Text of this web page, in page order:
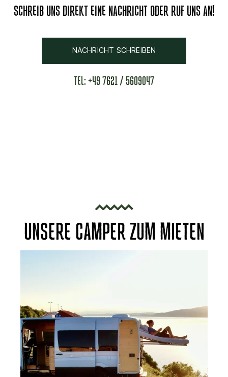
SCHREIB UNS DIREKT EINE NACHRICHT ODER RUF UNS AN!
NACHRICHT SCHREIBEN
TEL: +49 7621 / 5609047
UNSERE CAMPER ZUM MIETEN